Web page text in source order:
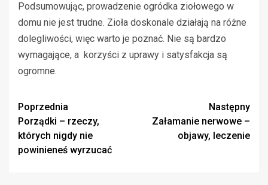
Podsumowując, prowadzenie ogródka ziołowego w
domu nie jest trudne. Zioła doskonale działają na różne
dolegliwości, więc warto je poznać. Nie są bardzo
wymagające, a korzyści z uprawy i satysfakcja są
ogromne.
Zobacz
wpisy
Poprzednia
Porządki – rzeczy,
których nigdy nie
powinieneś wyrzucać
Następny
Załamanie nerwowe –
objawy, leczenie